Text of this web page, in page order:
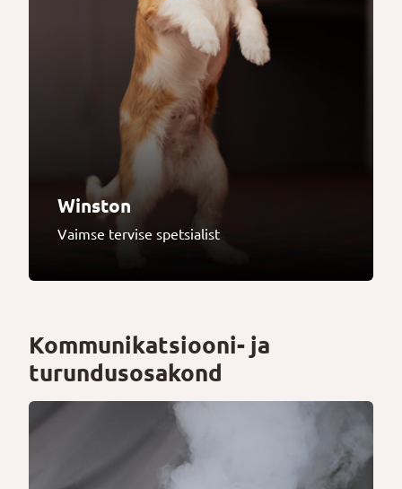
Winston
Vaimse tervise spetsialist
Kommunikatsiooni- ja
turundusosakond